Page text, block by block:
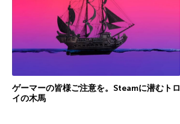
ゲーマーの皆様ご注意を。Steamに潜むトロ
イの木馬